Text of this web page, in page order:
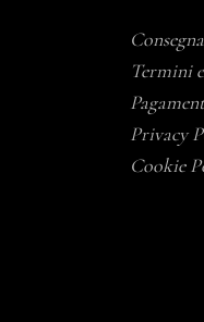
Termini
Privacy
Cookie